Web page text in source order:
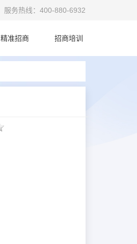
服务热线：400-880-6932
精准招商 招商培训